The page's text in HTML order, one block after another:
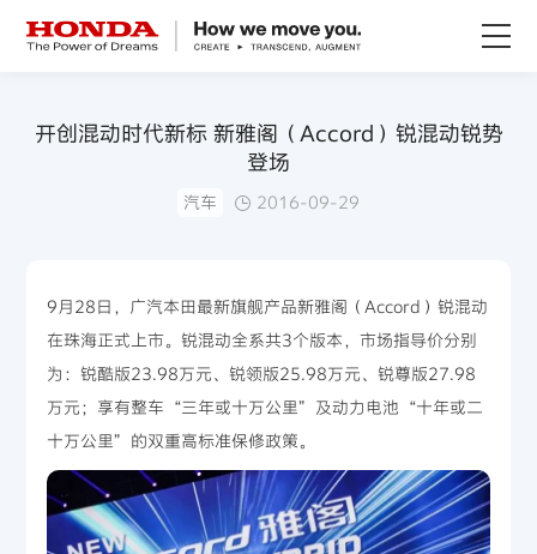
技术创新
赛事运动
新闻资讯
开创混动时代新标 新雅阁（Accord）锐混动锐势
登场
汽车 2016-09-29
9月28日，广汽本田最新旗舰产品新雅阁（Accord）锐混动
在珠海正式上市。锐混动全系共3个版本，市场指导价分别
为：锐酷版23.98万元、锐领版25.98万元、锐尊版27.98
万元；享有整车“三年或十万公里”及动力电池“十年或二
十万公里”的双重高标准保修政策。